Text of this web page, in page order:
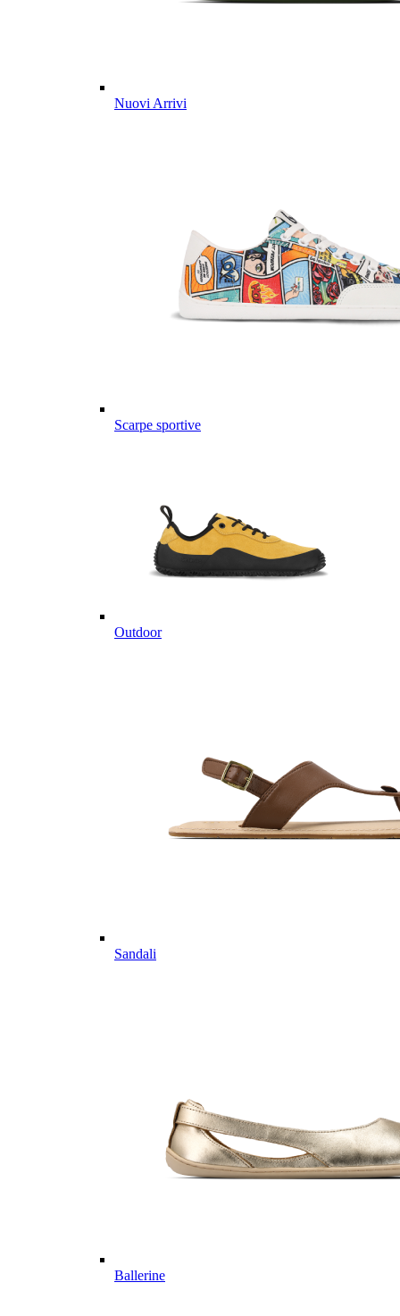
Nuovi Arrivi
Scarpe sportive
Outdoor
Sandali
Ballerine